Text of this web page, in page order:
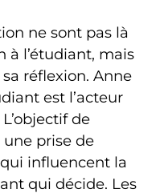
ne sont pas là
à l’étudiant, mais
réflexion. Anne
est l’acteur
de
une prise de
influencent la
qui décide. Les